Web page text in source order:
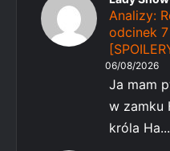
Analizy:
odcinek 7
06/08/2026
Ja mam
w zamku
króla Ha...